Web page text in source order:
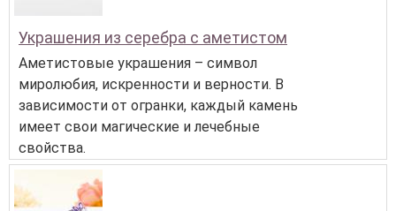
Украшения из серебра с аметистом
Аметистовые украшения – символ
миролюбия, искренности и верности. В
зависимости от огранки, каждый камень
имеет свои магические и лечебные
свойства.